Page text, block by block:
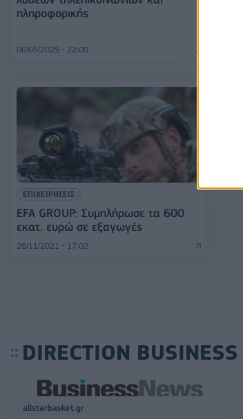
πληροφορικής
06/05/2025 - 22:00
ΕΠΙΧΕΙΡΗΣΕΙΣ
EFA GROUP: Συμπλήρωσε τα 600
εκατ. ευρώ σε εξαγωγές
26/11/2021 - 17:02
DIRECTION
allstarbasket.gr